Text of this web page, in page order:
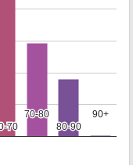
70
70
70-80
70-80
80-90
80-90
90+
90+